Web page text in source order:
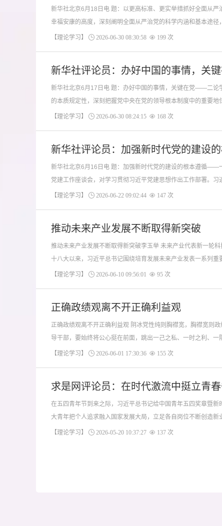
新华社北京6月18日电 题：以更高标准、更实举措抓好全面
幸福安康的高度，深刻阐明全面从严治党的科学内涵和基本途
【理论学习】 2026-06-30 08:30:58 199 次
新华社评论员：办好中国的事情，关
新华社北京6月17日电 题：办好中国的事情，关键在党——二
的本质规定性，深刻把握党中央在党的领导根本制度中的重要
【理论学习】 2026-06-30 08:24:15 168 次
新华社评论员：加强新时代党的建设
新华社北京6月16日电 题：加强新时代党的建设的根本遵循
党建工作座谈会，对学习贯彻习近平党建思想作出工作部署。
【理论学习】 2026-06-22 09:02:44 147 次
推动未来产业发展不断取得新突破
推动未来产业发展不断取得新突破李玉举 未来产业代表新一轮科技革命和产业变革的方向，是重构全球创新版图、重组全球要素资源、重塑全球经济结构、改变全球竞争格局的关键力量，是各国战略必争之地。党的
十八大以来，习近平总书记围绕培育发展未来产业发表一系列
【理论学习】 2026-06-10 09:56:01 95 次
正确政绩观离不开正确利益观
正确政绩观离不开正确利益观 阴冰党性纯则胸襟宽，胸襟宽则
导干部，要始终将公心挺在前面，跳出一己之私、一时之利、
【理论学习】 2026-06-01 17:30:36 155 次
求是网评论员：在时代激流中挺立青
在五四青年节到来之际，习近平总书记给中国青年五四奖章暨
大青年把个人追求融入国家发展大局，立足各自岗位不断创造
【理论学习】 2026-05-20 10:37:27 137 次